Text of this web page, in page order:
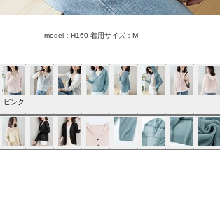
model：H160 着用サイズ：M
ピンク